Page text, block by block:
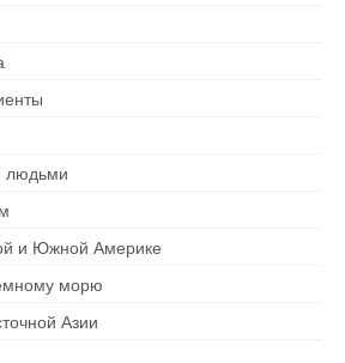
людьми
и Южной Америке
морю
Азии